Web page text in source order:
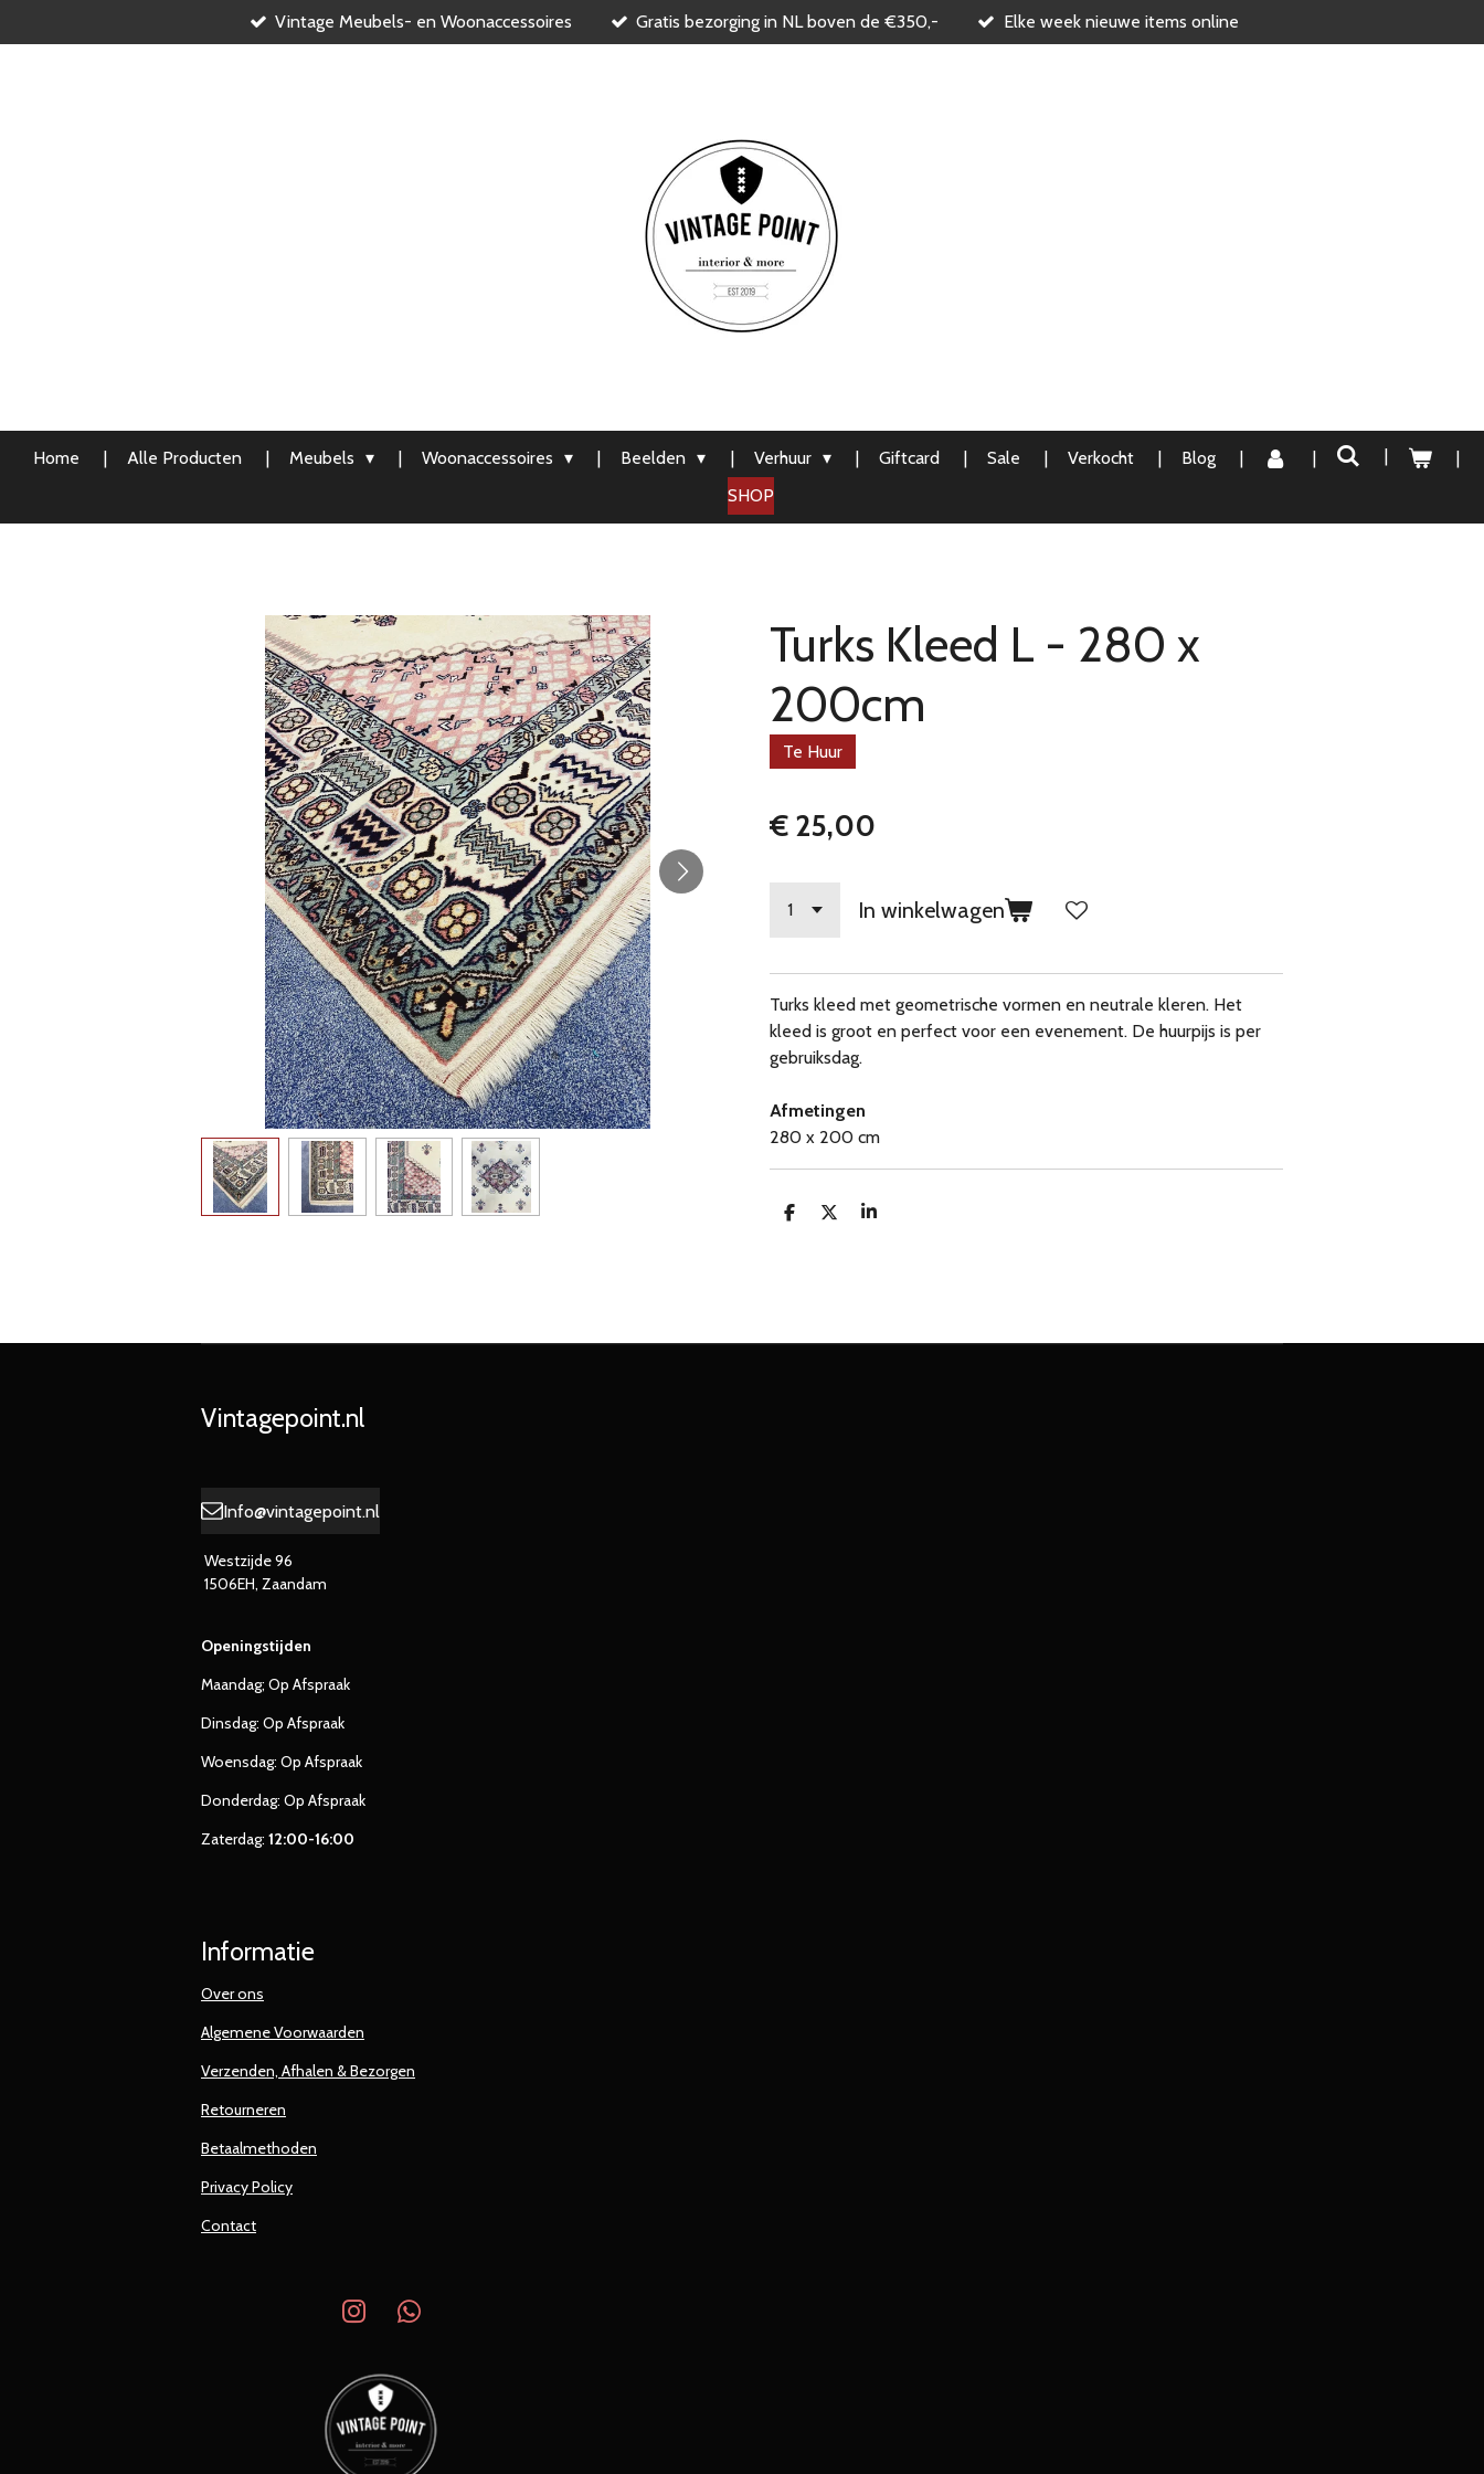
direct
Vintage Meubels- en Woonaccessoires Gratis bezorging in NL boven de €350,- Elke week nieuwe items online
Home Alle Producten Meubels Woonaccessoires Beelden Verhuur Giftcard Sale Verkocht
Blog
SHOP
Turks Kleed L - 280 x
200cm
Te Huur
€ 25,00
In winkelwagen
Turks kleed met geometrische vormen en neutrale kleren. Het
kleed is groot en perfect voor een evenement. De huurpijs is per
gebruiksdag.
Afmetingen
280 x 200 cm
D
D
S
Vintagepoint.nl
Info@vintagepoint.nl
Westzijde 96
1506EH, Zaandam
Openingstijden
Maandag; Op Afspraak
Dinsdag: Op Afspraak
Woensdag: Op Afspraak
Donderdag: Op Afspraak
Zaterdag: 12:00-16:00
Informatie
Over ons
Algemene Voorwaarden
Verzenden, Afhalen & Bezorgen
Retourneren
Betaalmethoden
Privacy Policy
Contact
I
s
a
g
W
a
s
A